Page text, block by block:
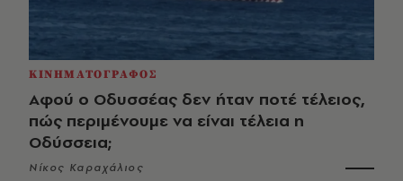
ΚΙΝΗΜΑΤΟΓΡΑΦΟΣ
Αφού ο Οδυσσέας δεν ήταν ποτέ τέλειος,
πώς περιμένουμε να είναι τέλεια η
Οδύσσεια;
Νίκος Καραχάλιος